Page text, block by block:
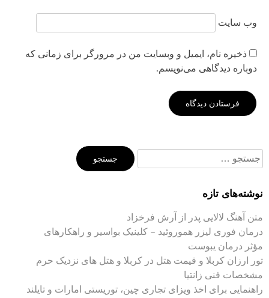
وب‌ سایت
ذخیره نام، ایمیل و وبسایت من در مرورگر برای زمانی که
دوباره دیدگاهی می‌نویسم.
جستجو
برای:
نوشته‌های تازه
متن آهنگ لالایی پدر از آرش فرخزاد
درمان فوری لیزر هموروئید – کلینیک بواسیر و راهکارهای
مؤثر درمان یبوست
تور ارزان کربلا و قیمت هتل در کربلا و هتل های نزدیک حرم
مشخصات فنی زانتیا
راهنمایی برای اخذ ویزای تجاری چین، توریستی امارات و تایلند